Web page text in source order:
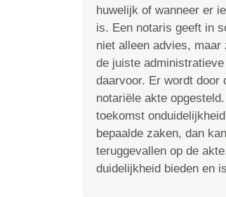
huwelijk of wanneer er
is. Een notaris geeft in
niet alleen advies, maar
de juiste
daarvoor. Er wordt door
notariële akte
toekomst
bepaalde zaken, dan
teruggevallen op de
duidelijkheid bieden en